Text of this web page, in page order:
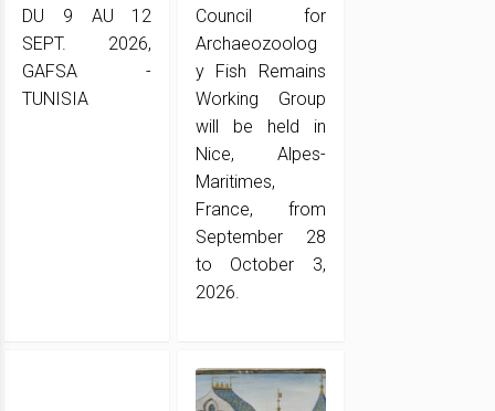
DU 9 AU 12
SEPT. 2026,
GAFSA -
TUNISIA
Council for
Archaeozoolog
y Fish Remains
Working Group
will be held in
Nice, Alpes-
Maritimes,
France, from
September 28
to October 3,
2026.